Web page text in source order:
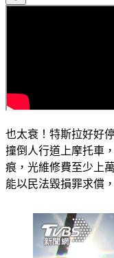
也太衰！特斯拉好好
撞倒人行道上摩托車
痕，光維修費至少上